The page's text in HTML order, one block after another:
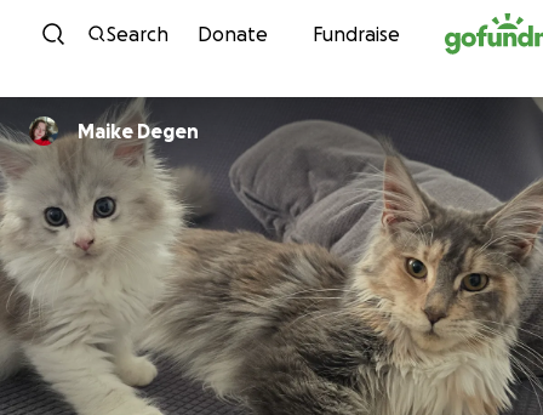
Skip to content
Search Donate Fundraise
Maike Degen